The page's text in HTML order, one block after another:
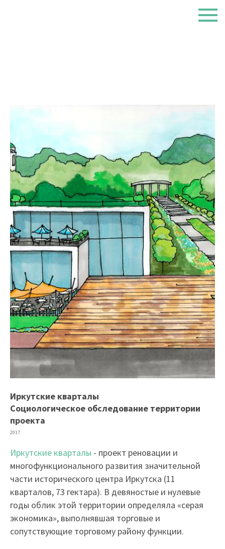
Иркутские кварталы
Cоциологическое обследование территории
проекта
2017
Иркутские кварталы - проект реновации и
многофункционального развития значительной
части исторического центра Иркутска (11
кварталов, 73 гектара). В девяностые и нулевые
годы облик этой территории определяла «серая
экономика», выполнявшая торговые и
сопутствующие торговому району функции.